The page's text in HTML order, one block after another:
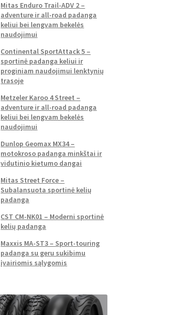
Mitas Enduro Trail-ADV 2 –
adventure ir all-road padanga
keliui bei lengvam bekelės
naudojimui
Continental SportAttack 5 –
sportinė padanga keliui ir
proginiam naudojimui lenktynių
trasoje
Metzeler Karoo 4 Street –
adventure ir all-road padanga
keliui bei lengvam bekelės
naudojimui
Dunlop Geomax MX34 –
motokroso padanga minkštai ir
vidutinio kietumo dangai
Mitas Street Force –
Subalansuota sportinė kelių
padanga
CST CM-NK01 – Moderni sportinė
kelių padanga
Maxxis MA-ST3 – Sport-touring
padanga su geru sukibimu
įvairiomis sąlygomis